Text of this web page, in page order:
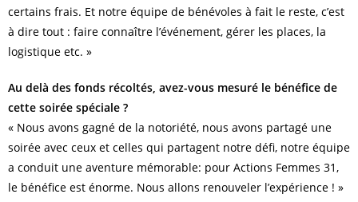
certains frais. Et notre équipe de bénévoles à fait le reste, c’est
à dire tout : faire connaître l’événement, gérer les places, la
logistique etc. »
Au delà des fonds récoltés, avez-vous mesuré le bénéfice de
cette soirée spéciale ?
« Nous avons gagné de la notoriété, nous avons partagé une
soirée avec ceux et celles qui partagent notre défi, notre équipe
a conduit une aventure mémorable: pour Actions Femmes 31,
le bénéfice est énorme. Nous allons renouveler l’expérience ! »